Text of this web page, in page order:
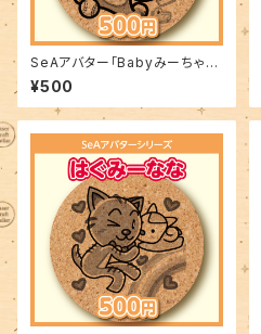
SeAアバター「Babyみーちゃ
ん」
¥500